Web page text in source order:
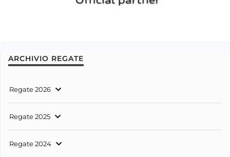
ARCHIVIO REGATE
Regate 2026
Regate 2025
Regate 2024